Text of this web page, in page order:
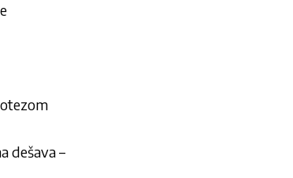
dešava –